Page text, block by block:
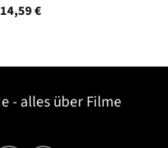
14,59€
- alles über Filme